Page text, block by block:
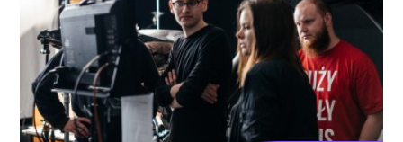
w
najprostszych
pomysłach